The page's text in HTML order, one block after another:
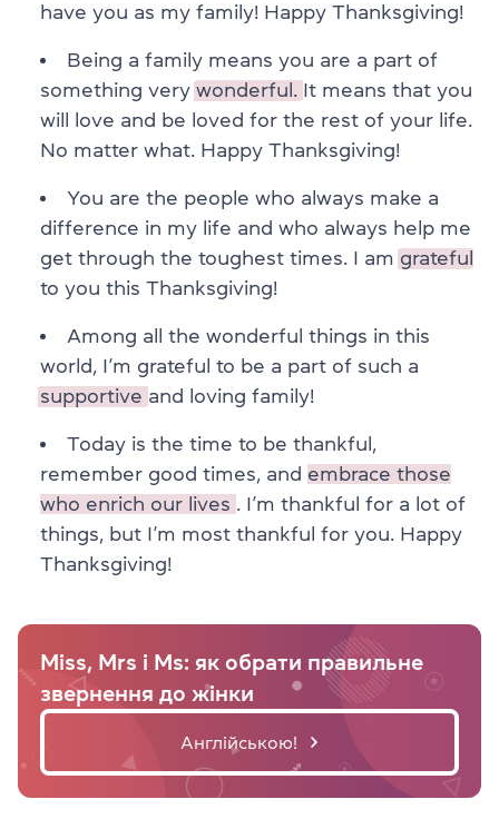
have you as my family! Happy Thanksgiving!
Being a family means you are a part of
something very wonderful. It means that you
will love and be loved for the rest of your life.
No matter what. Happy Thanksgiving!
You are the people who always make a
difference in my life and who always help me
get through the toughest times. I am grateful
to you this Thanksgiving!
Among all the wonderful things in this
world, I’m grateful to be a part of such a
supportive and loving family!
Today is the time to be thankful,
remember good times, and embrace those
who enrich our lives . I’m thankful for a lot of
things, but I’m most thankful for you. Happy
Thanksgiving!
Miss, Mrs і Ms: як обрати правильне
звернення до жінки
Англійською!